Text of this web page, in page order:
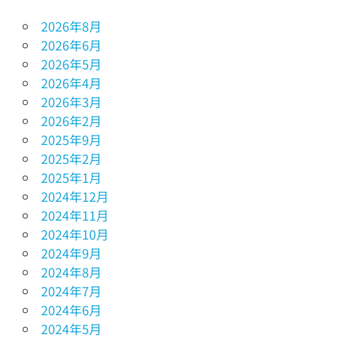
2026年8月
2026年6月
2026年5月
2026年4月
2026年3月
2026年2月
2025年9月
2025年2月
2025年1月
2024年12月
2024年11月
2024年10月
2024年9月
2024年8月
2024年7月
2024年6月
2024年5月